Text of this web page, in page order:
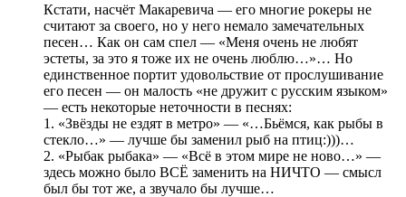
Кстати, насчёт Макаревича — его многие рокеры не
считают за своего, но у него немало замечательных
песен… Как он сам спел — «Меня очень не любят
эстеты, за это я тоже их не очень люблю…»… Но
единственное портит удовольствие от прослушивание
его песен — он малость «не дружит с русским языком»
— есть некоторые неточности в песнях:
1. «Звёзды не ездят в метро» — «…Бьёмся, как рыбы в
стекло…» — лучше бы заменил рыб на птиц:)))…
2. «Рыбак рыбака» — «Всё в этом мире не ново…» —
здесь можно было ВСЁ заменить на НИЧТО — смысл
был бы тот же, а звучало бы лучше…